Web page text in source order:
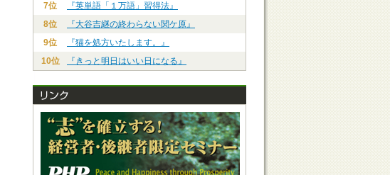
7位
『英単語「１万語」習得法』
8位
『大谷吉継の終わらない関ケ原』
9位
『猫を処方いたします。』
10位
『きっと明日はいい日になる』